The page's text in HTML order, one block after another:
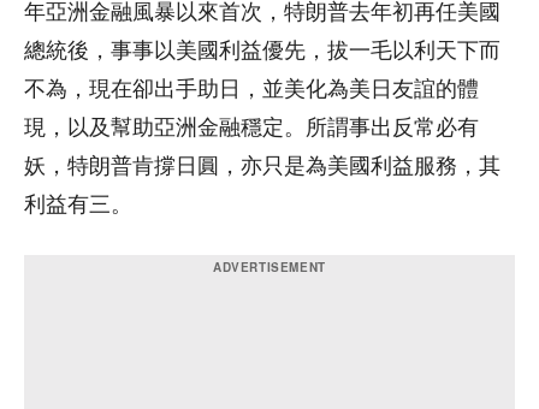
年亞洲金融風暴以來首次，特朗普去年初再任美國
總統後，事事以美國利益優先，拔一毛以利天下而
不為，現在卻出手助日，並美化為美日友誼的體
現，以及幫助亞洲金融穩定。所謂事出反常必有
妖，特朗普肯撐日圓，亦只是為美國利益服務，其
利益有三。